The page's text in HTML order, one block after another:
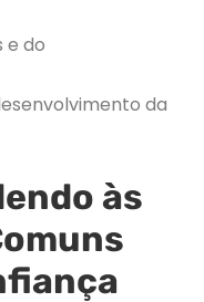
e do
da
às